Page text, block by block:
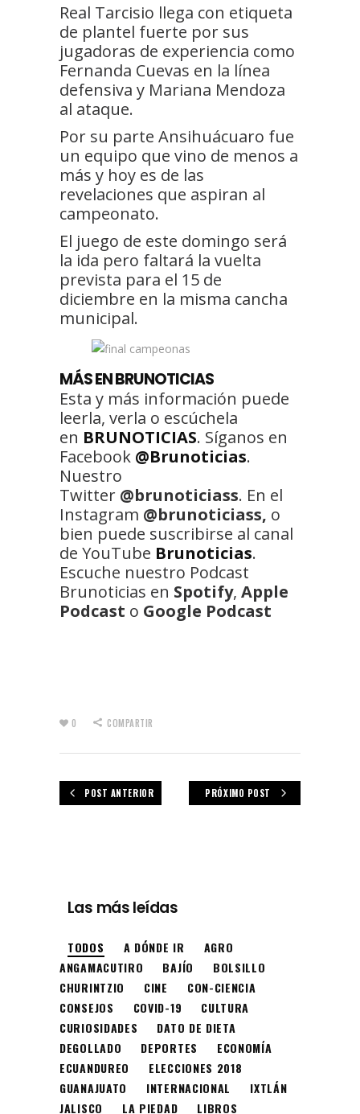
Real Tarcisio llega con etiqueta
de plantel fuerte por sus
jugadoras de experiencia como
Fernanda Cuevas en la línea
defensiva y Mariana Mendoza
al ataque.
Por su parte Ansihuácuaro fue
un equipo que vino de menos a
más y hoy es de las
revelaciones que aspiran al
campeonato.
El juego de este domingo será
la ida pero faltará la vuelta
prevista para el 15 de
diciembre en la misma cancha
municipal.
MÁS EN BRUNOTICIAS
Esta y más información puede
leerla, verla o escúchela
en BRUNOTICIAS. Síganos en
Facebook @Brunoticias.
Nuestro
Twitter @brunoticiass. En el
Instagram @brunoticiass, o
bien puede suscribirse al canal
de YouTube Brunoticias.
Escuche nuestro Podcast
Brunoticias en Spotify, Apple
Podcast o Google Podcast
0 COMPARTIR
POST ANTERIOR PRÓXIMO POST
Las más leídas
TODOS A DÓNDE IR
AGRO
ANGAMACUTIRO
BAJÍO
BOLSILLO
CHURINTZIO
CINE
CON-CIENCIA
CONSEJOS
COVID-19
CULTURA
CURIOSIDADES
DATO DE DIETA
DEGOLLADO
DEPORTES
ECONOMÍA
ECUANDUREO
ELECCIONES 2018
GUANAJUATO
INTERNACIONAL
IXTLÁN
JALISCO
LA PIEDAD LIBROS